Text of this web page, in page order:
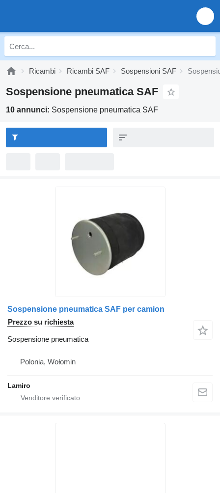
Ricambi Ricambi SAF Sospensioni SAF
Sospensione pneumatica SAF
10 annunci: Sospensione pneumatica SAF
Sospensione pneumatica SAF per camion
Prezzo su richiesta
Sospensione pneumatica
Polonia, Wołomin
Lamiro